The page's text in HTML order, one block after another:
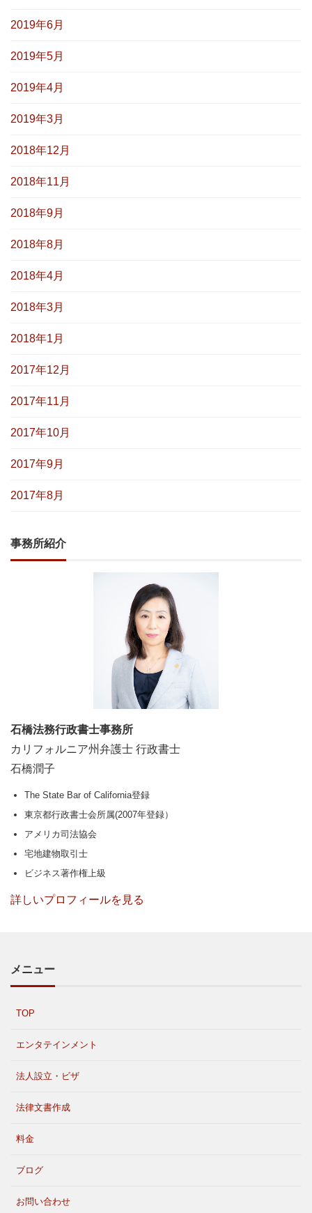
2019年6月
2019年5月
2019年4月
2019年3月
2018年12月
2018年11月
2018年9月
2018年8月
2018年4月
2018年3月
2018年1月
2017年12月
2017年11月
2017年10月
2017年9月
2017年8月
事務所紹介
石橋法務行政書士事務所
カリフォルニア州弁護士 行政書士
石橋潤子
The State Bar of California登録
東京都行政書士会所属(2007年登録）
アメリカ司法協会
宅地建物取引士
ビジネス著作権上級
詳しいプロフィールを見る
メニュー
TOP
エンタテインメント
法人設立・ビザ
法律文書作成
料金
ブログ
お問い合わせ